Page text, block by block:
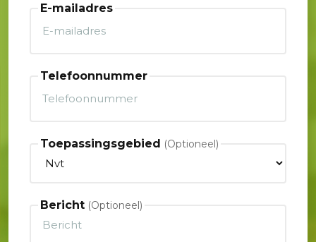
E-mailadres
Telefoonnummer
Toepassingsgebied
Bericht